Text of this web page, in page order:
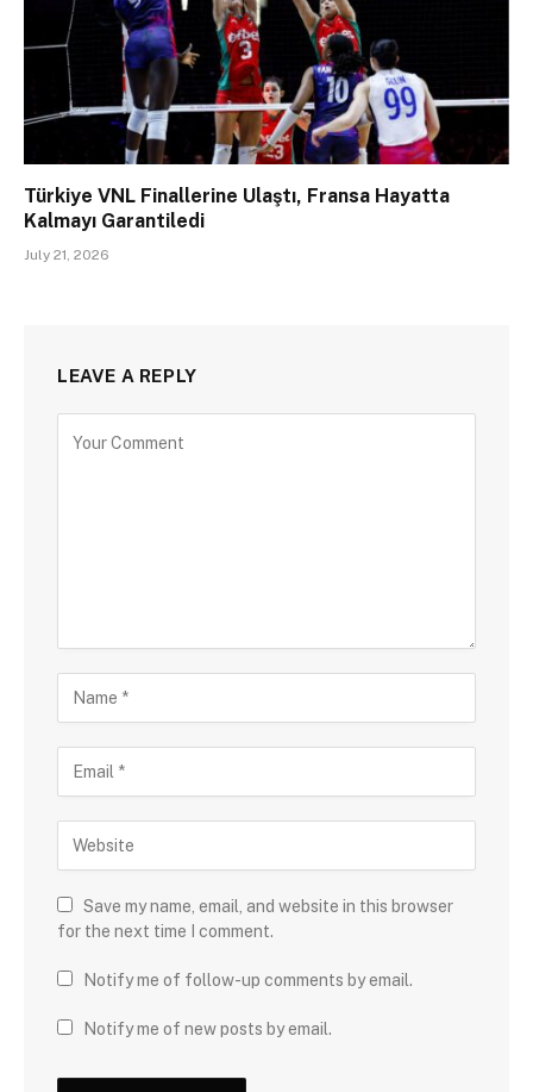
Türkiye VNL Finallerine Ulaştı, Fransa Hayatta
Kalmayı Garantiledi
July 21, 2026
LEAVE A REPLY
Save my name, email, and website in this browser
for the next time I comment.
Notify me of follow-up comments by email.
Notify me of new posts by email.